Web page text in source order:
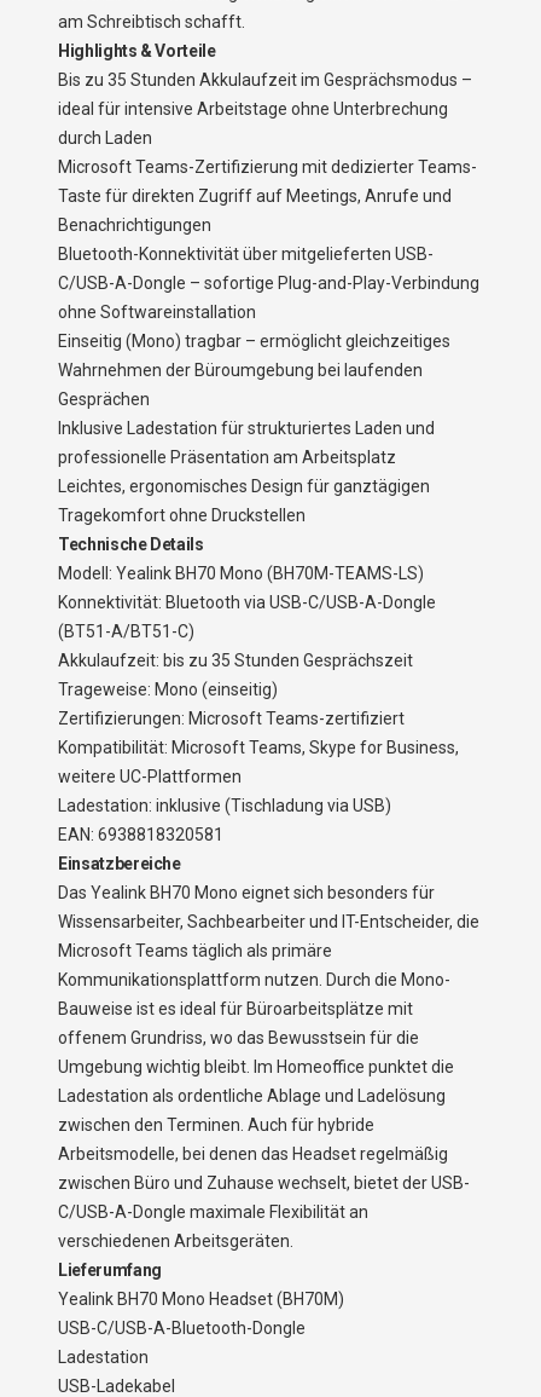
am Schreibtisch schafft.
Highlights & Vorteile
Bis zu 35 Stunden Akkulaufzeit im Gesprächsmodus –
ideal für intensive Arbeitstage ohne Unterbrechung
durch Laden
Microsoft Teams-Zertifizierung mit dedizierter Teams-
Taste für direkten Zugriff auf Meetings, Anrufe und
Benachrichtigungen
Bluetooth-Konnektivität über mitgelieferten USB-
C/USB-A-Dongle – sofortige Plug-and-Play-Verbindung
ohne Softwareinstallation
Einseitig (Mono) tragbar – ermöglicht gleichzeitiges
Wahrnehmen der Büroumgebung bei laufenden
Gesprächen
Inklusive Ladestation für strukturiertes Laden und
professionelle Präsentation am Arbeitsplatz
Leichtes, ergonomisches Design für ganztägigen
Tragekomfort ohne Druckstellen
Technische Details
Modell: Yealink BH70 Mono (BH70M-TEAMS-LS)
Konnektivität: Bluetooth via USB-C/USB-A-Dongle
(BT51-A/BT51-C)
Akkulaufzeit: bis zu 35 Stunden Gesprächszeit
Trageweise: Mono (einseitig)
Zertifizierungen: Microsoft Teams-zertifiziert
Kompatibilität: Microsoft Teams, Skype for Business,
weitere UC-Plattformen
Ladestation: inklusive (Tischladung via USB)
EAN: 6938818320581
Einsatzbereiche
Das Yealink BH70 Mono eignet sich besonders für
Wissensarbeiter, Sachbearbeiter und IT-Entscheider, die
Microsoft Teams täglich als primäre
Kommunikationsplattform nutzen. Durch die Mono-
Bauweise ist es ideal für Büroarbeitsplätze mit
offenem Grundriss, wo das Bewusstsein für die
Umgebung wichtig bleibt. Im Homeoffice punktet die
Ladestation als ordentliche Ablage und Ladelösung
zwischen den Terminen. Auch für hybride
Arbeitsmodelle, bei denen das Headset regelmäßig
zwischen Büro und Zuhause wechselt, bietet der USB-
C/USB-A-Dongle maximale Flexibilität an
verschiedenen Arbeitsgeräten.
Lieferumfang
Yealink BH70 Mono Headset (BH70M)
USB-C/USB-A-Bluetooth-Dongle
Ladestation
USB-Ladekabel